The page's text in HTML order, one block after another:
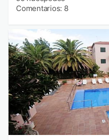
Comentarios: 8